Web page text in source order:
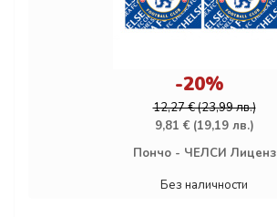
-20%
12,27 € (23,99 лв.)
9,81 € (19,19 лв.)
Пончо - ЧЕЛСИ Лиценз
Без наличности